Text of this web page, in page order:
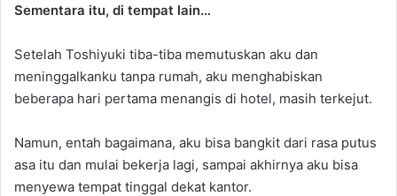
Sementara itu, di tempat lain…
Setelah Toshiyuki tiba-tiba memutuskan aku dan
meninggalkanku tanpa rumah, aku menghabiskan
beberapa hari pertama menangis di hotel, masih terkejut.
Namun, entah bagaimana, aku bisa bangkit dari rasa putus
asa itu dan mulai bekerja lagi, sampai akhirnya aku bisa
menyewa tempat tinggal dekat kantor.